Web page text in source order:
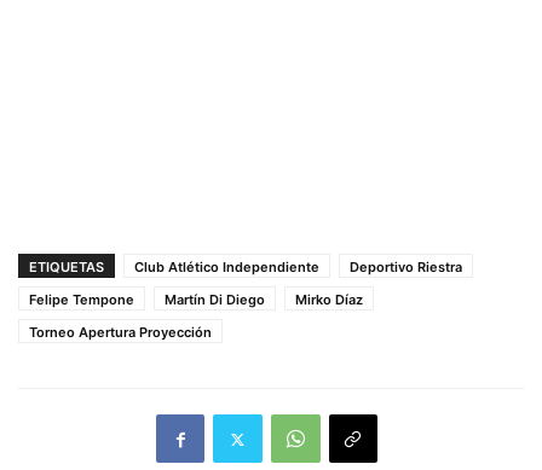
ETIQUETAS Club Atlético Independiente
Deportivo Riestra
Felipe Tempone
Martín Di Diego
Mirko Díaz
Torneo Apertura Proyección